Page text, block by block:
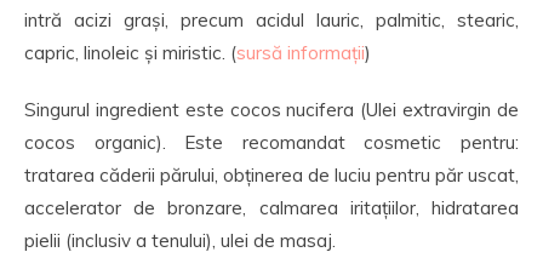
intră acizi grași, precum acidul lauric, palmitic, stearic,
capric, linoleic și miristic. (sursă informații)
Singurul ingredient este cocos nucifera (Ulei extravirgin de
cocos organic). Este recomandat cosmetic pentru:
tratarea căderii părului, obținerea de luciu pentru păr uscat,
accelerator de bronzare, calmarea iritațiilor, hidratarea
pielii (inclusiv a tenului), ulei de masaj.